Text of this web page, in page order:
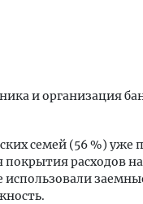
и организация
семей (56 %) уже
покрытия расходов на